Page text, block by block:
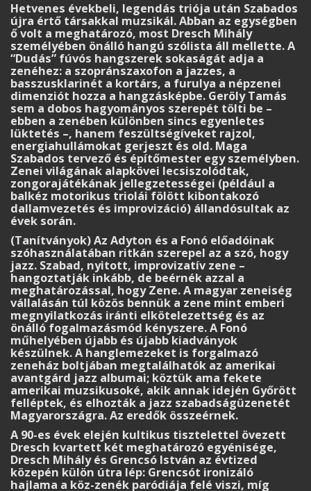
Hetvenes évekbeli, legendás triója után Szabados
újra értő társakkal muzsikál. Abban az egységben
ő volt a meghatározó, most Dresch Mihály
személyében önálló hangú szólista áll mellette. A
“Dudás” fúvós hangszerek sokaságát adja a
zenéhez: a szopránszaxofon a jazzes, a
basszusklarinét a kortárs, a furulya a népzenei
dimenziót hozza a hangzásképbe. Geröly Tamás
sem a dobos hagyományos szerepét tölti be –
ebben a zenében különben sincs egyenletes
lüktetés –, hanem feszültségíveket rajzol,
energiahullámokat gerjeszt és old. Maga
Szabados tervező és építőmester egy személyben.
Zenei világának alapkövei lecsiszolódtak,
zongorajátékának jellegzetességei (például a
balkéz motorikus triolái fölött kibontakozó
dallamvezetés és improvizáció) állandósultak az
évek során.
(Tanítványok) Az Adyton és a Fonó előadóinak
szóhasználatában ritkán szerepel az a szó, hogy
jazz. Szabad, nyitott, improvizatív zene –
hangoztatják inkább, de beérnék azzal a
meghatározással, hogy Zene. A magyar zeneiség
vállalásán túl közös bennük a zene mint emberi
megnyilatkozás iránti elkötelezettség és az
önálló fogalmazásmód kényszere. A Fonó
műhelyében újabb és újabb kiadványok
készülnek. A hanglemezeket is forgalmazó
zeneház boltjában megtalálhatók az amerikai
avantgárd jazz albumai; köztük ama fekete
amerikai muzsikusoké, akik annak idején Győrött
felléptek, és elhozták a jazz szabadságüzenetét
Magyarországra. Az eredők összeérnek.
A 90-es évek elején kultikus tisztelettel övezett
Dresch kvartett két meghatározó egyénisége,
Dresch Mihály és Grencsó István az évtized
közepén külön útra lép: Grencsót ironizáló
hajlama a köz-zenék paródiája felé viszi, míg